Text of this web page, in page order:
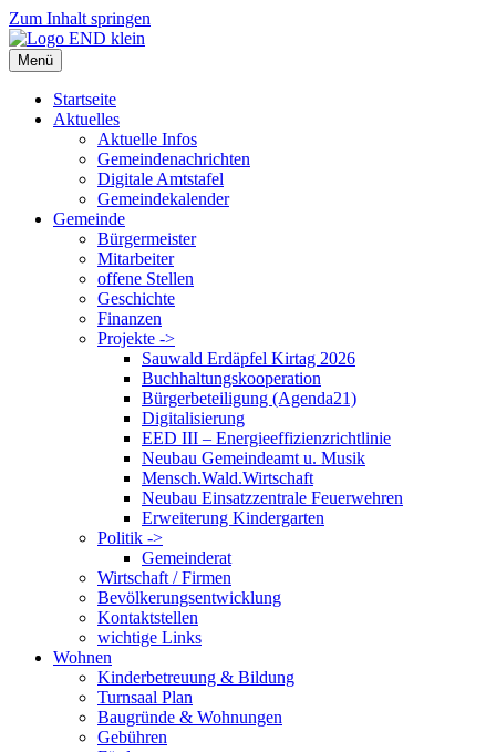
Zum Inhalt springen
Menü
Startseite
Aktuelles
Aktuelle Infos
Gemeindenachrichten
Digitale Amtstafel
Gemeindekalender
Gemeinde
Bürgermeister
Mitarbeiter
offene Stellen
Geschichte
Finanzen
Projekte ->
Sauwald Erdäpfel Kirtag 2026
Buchhaltungskooperation
Bürgerbeteiligung (Agenda21)
Digitalisierung
EED III – Energieeffizienzrichtlinie
Neubau Gemeindeamt u. Musik
Mensch.Wald.Wirtschaft
Neubau Einsatzzentrale Feuerwehren
Erweiterung Kindergarten
Politik ->
Gemeinderat
Wirtschaft / Firmen
Bevölkerungsentwicklung
Kontaktstellen
wichtige Links
Wohnen
Kinderbetreuung & Bildung
Turnsaal Plan
Baugründe & Wohnungen
Gebühren